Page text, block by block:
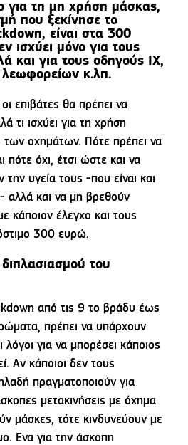
για τη μη χρήση μάσκας,
που ξεκίνησε το
είναι στα 300
ισχύει μόνο για τους
και για τους οδηγούς ΙΧ,
κ.λπ.
επιβάτες θα πρέπει να
τι ισχύει για τη χρήση
των οχημάτων. Πότε πρέπει να
πότε όχι, έτσι ώστε και να
την υγεία τους -που είναι και
αλλά και να μη βρεθούν
κάποιον έλεγχο και τους
300 ευρώ.
του
από τις 9 το βράδυ έως
πρέπει να υπάρχουν
λόγοι για να μπορέσει κάποιος
Αν κάποιοι δεν τους
πραγματοποιούν για
μετακινήσεις με όχημα
μάσκες, τότε κινδυνεύουν με
Ενα για την άσκοπη